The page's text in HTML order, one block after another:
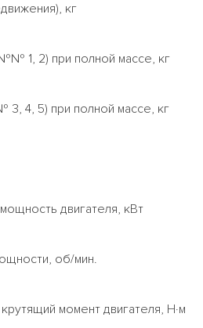
кг
1, 2) при полной массе, кг
4, 5) при полной массе, кг
двигателя, кВт
об/мин.
момент двигателя, Н·м